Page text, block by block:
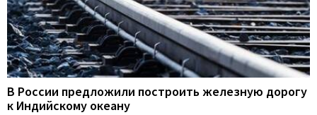
В России предложили построить железную дорогу
к Индийскому океану